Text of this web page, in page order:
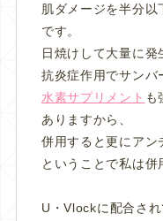
肌ダメージを半分
です。
日焼けして大量に発
抗炎症作用でサンバ
水素サプリメント も
ありますから、
併用すると更にアン
ということで私は併
U・Vlockに配合され